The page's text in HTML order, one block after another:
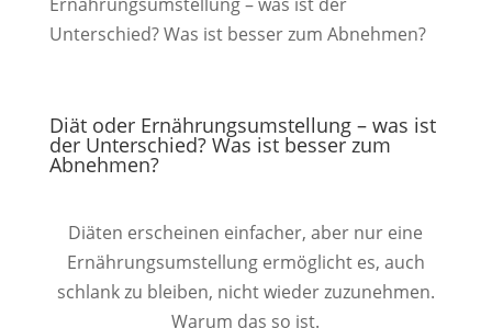
Unterschied? Was ist besser zum Abnehmen?
Diät oder Ernährungsumstellung – was ist
der Unterschied? Was ist besser zum
Abnehmen?
Diäten erscheinen einfacher, aber nur eine
Ernährungsumstellung ermöglicht es, auch
schlank zu bleiben, nicht wieder zuzunehmen.
Warum das so ist.